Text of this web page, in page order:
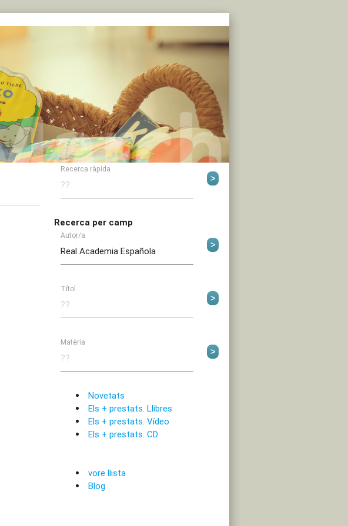
Recerca ràpida
Recerca per camp
Autor/a
Títol
Matèria
Novetats
Els + prestats. Llibres
Els + prestats. Vídeo
Els + prestats. CD
vore llista
Blog